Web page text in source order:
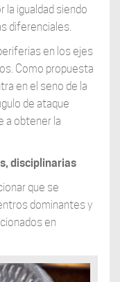
la igualdad siendo
diferenciales.
en los ejes
Como propuesta
en el seno de la
de ataque
a obtener la
disciplinarias
que se
dominantes y
en